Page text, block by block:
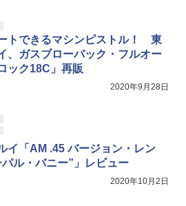
トできるマシンピストル！ 東
、ガスブローバック・フルオー
ック18C」再販
2020年9月28日
イ「AM .45 バージョン・レン
パル・バニー”」レビュー
2020年10月2日